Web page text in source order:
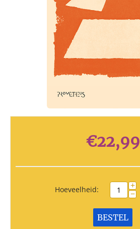
€22,99
Hoeveelheid: +
−
BESTEL